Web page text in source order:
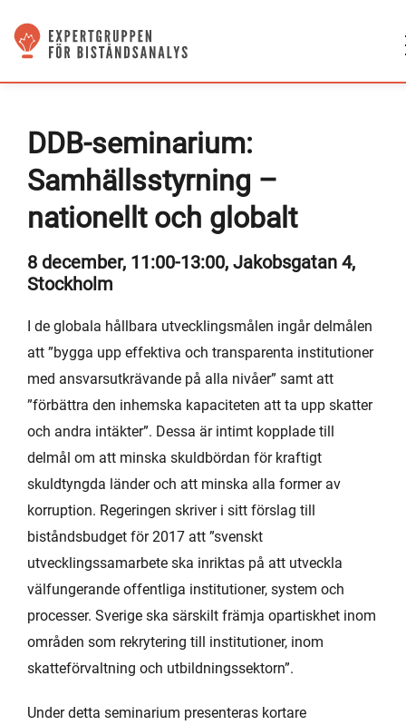
DDB-seminarium:
Samhällsstyrning –
nationellt och globalt
8 december, 11:00-13:00, Jakobsgatan 4,
Stockholm
I de globala hållbara utvecklingsmålen ingår delmålen
att ”bygga upp effektiva och transparenta institutioner
med ansvarsutkrävande på alla nivåer” samt att
”förbättra den inhemska kapaciteten att ta upp skatter
och andra intäkter”. Dessa är intimt kopplade till
delmål om att minska skuldbördan för kraftigt
skuldtyngda länder och att minska alla former av
korruption. Regeringen skriver i sitt förslag till
biståndsbudget för 2017 att ”svenskt
utvecklingssamarbete ska inriktas på att utveckla
välfungerande offentliga institutioner, system och
processer. Sverige ska särskilt främja opartiskhet inom
områden som rekrytering till institutioner, inom
skatteförvaltning och utbildningssektorn”.
Under detta seminarium presenteras kortare